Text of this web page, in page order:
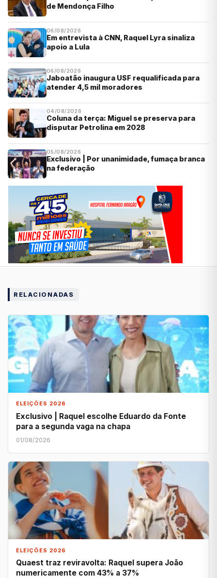
de Mendonça Filho
06/08/2026
Em entrevista à CNN, Raquel Lyra sinaliza
apoio a Lula
06/08/2026
Jaboatão inaugura USF requalificada para
atender 4,5 mil moradores
04/08/2026
Coluna da terça: Miguel se preserva para
disputar Petrolina em 2028
05/08/2026
Exclusivo | Por unanimidade, fumaça branca
na federação
RELACIONADAS
ELEIÇÕES 2026
Exclusivo | Raquel escolhe Eduardo da Fonte
para a segunda vaga na chapa
01/08/2026
ELEIÇÕES 2026
Quaest traz reviravolta: Raquel supera João
numericamente com 43% a 37%